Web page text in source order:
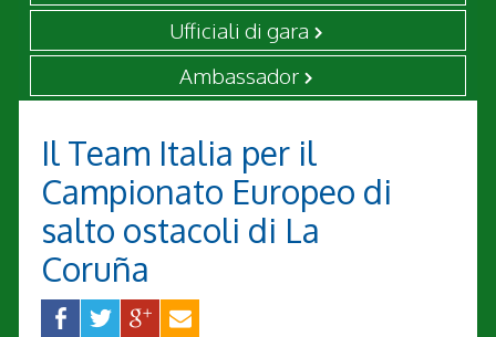
Ufficiali di gara
Ambassador
Il Team Italia per il
Campionato Europeo di
salto ostacoli di La
Coruña